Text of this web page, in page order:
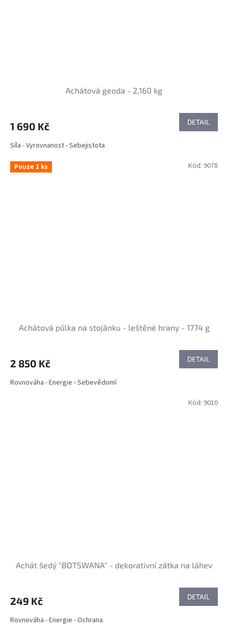
Achátová geoda - 2,160 kg
1 690 Kč DETAIL
Síla - Vyrovnanost - Sebejistota
Pouze 1 ks
Achátová půlka na stojánku - leštěné hrany - 1774 g
2 850 Kč DETAIL
Rovnováha - Energie - Sebevědomí
Kód: 9078
Achát šedý "BOTSWANA" - dekorativní zátka na láhev
249 Kč DETAIL
Rovnováha - Energie - Ochrana
Kód: 9010